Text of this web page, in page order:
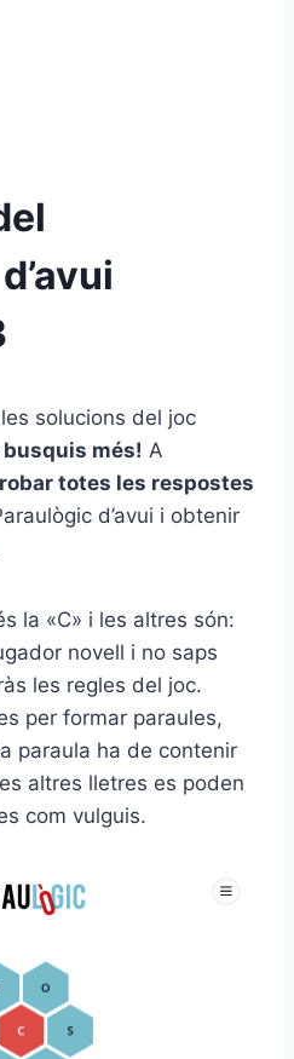
solucions del joc
busquis més! A
totes les respostes
d’avui i obtenir
la «C» i les altres són:
novell i no saps
les regles del joc.
per formar paraules,
paraula ha de contenir
altres lletres es poden
com vulguis.